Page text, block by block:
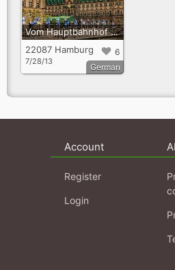
Vom Hauptbahnhof über die Mönckebergstrasse zum Rathaus
6
22087 Hamburg
7/28/13
German
Account
Register
Login